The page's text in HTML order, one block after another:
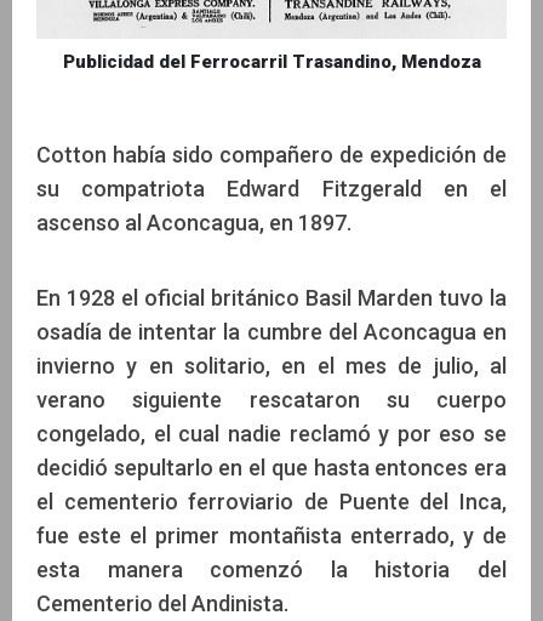
Publicidad del Ferrocarril Trasandino, Mendoza
Cotton había sido compañero de expedición de
su compatriota Edward Fitzgerald en el
ascenso al Aconcagua, en 1897.
En 1928 el oficial británico Basil Marden tuvo la
osadía de intentar la cumbre del Aconcagua en
invierno y en solitario, en el mes de julio, al
verano siguiente rescataron su cuerpo
congelado, el cual nadie reclamó y por eso se
decidió sepultarlo en el que hasta entonces era
el cementerio ferroviario de Puente del Inca,
fue este el primer montañista enterrado, y de
esta manera comenzó la historia del
Cementerio del Andinista.